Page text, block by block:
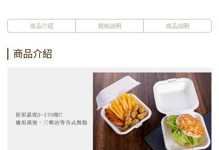
商品介紹 規格說明 商品說明
商品介紹